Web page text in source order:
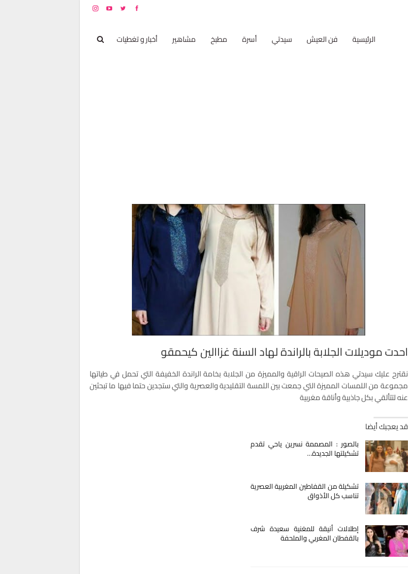
الرئيسية فن العيش سيدتي أسرة مطبخ مشاهير أخبار و تغطيات
احدت موديلات الجلابة بالراندة لهاد السنة غزاالين كيحمقو
نقترح عليك سيدتي هذه الصيحات الراقية والمميزة من الجلابة بخامة الراندة الخفيفة التي تحمل في طياتها
مجموعة من اللمسات المميزة التي جمعت بين اللمسة التقليدية والعصرية والتي ستجدين حتما فيها ما تبحثين
عنه لتتألقي بكل جاذبية وأناقة مغربية
قد يعجبك أيضا
بالصور : المصممة نسرين ياحي تقدم
تشكيلتها الجديدة…
تشكيلة من القفاطين المغربية العصرية
تناسب كل الأذواق
إطلالات أنيقة للمغنية سعيدة شرف
بالقفطان المغربي والملحفة